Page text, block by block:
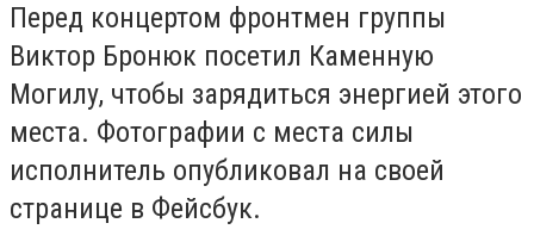
Перед концертом фронтмен группы
Виктор Бронюк посетил Каменную
Могилу, чтобы зарядиться энергией этого
места. Фотографии с места силы
исполнитель опубликовал на своей
странице в Фейсбук.